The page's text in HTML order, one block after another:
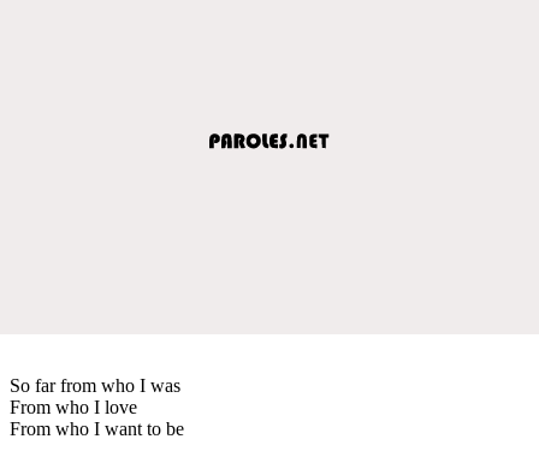
So far from who I was
From who I love
From who I want to be